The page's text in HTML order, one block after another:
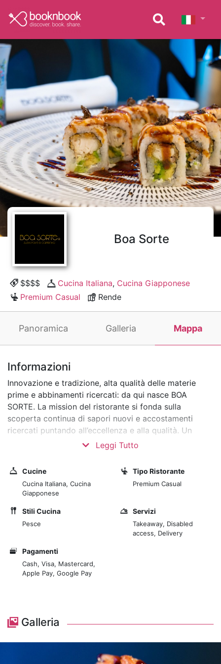
Boa Sorte
$$$$ Cucina Italiana, Cucina Giapponese
Premium Casual
Rende
Panoramica Galleria Mappa
Informazioni
Innovazione e tradizione, alta qualità delle materie
prime e abbinamenti ricercati: da qui nasce BOA
SORTE. La mission del ristorante si fonda sulla
scoperta continua di sapori nuovi e accostamenti
ricercati puntando all’eccellenza e alla qualità. Un
viaggio tra Italia e Giappone, dal sushi alla cucina di
dell’intero menù, per trovare l’abbinamento perfetto.
La location accogliente, curata nei minimi dettagli, è
ideale per trascorrere una serata in compagnia
un viaggio tra sapori e culture diverse per
un’esperienza che ti stupirà.
Leggi Tutto
Cucine
Cucina Italiana, Cucina
Giapponese
Tipo Ristorante
Premium Casual
Stili Cucina
Pesce
Servizi
Takeaway, Disabled
access, Delivery
Pagamenti
Cash, Visa, Mastercard,
Apple Pay, Google Pay
Galleria